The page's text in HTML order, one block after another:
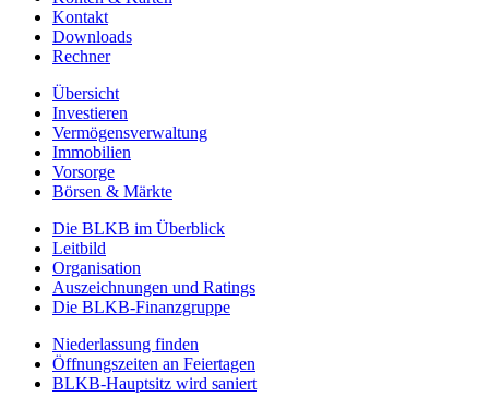
Kontakt
Downloads
Rechner
Übersicht
Investieren
Vermögensverwaltung
Immobilien
Vorsorge
Börsen & Märkte
Die BLKB im Überblick
Leitbild
Organisation
Auszeichnungen und Ratings
Die BLKB-Finanzgruppe
Niederlassung finden
Öffnungszeiten an Feiertagen
BLKB-Hauptsitz wird saniert